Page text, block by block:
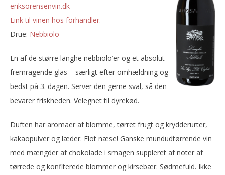
eriksorensenvin.dk
Link til vinen hos forhandler.
Drue:
nebbiolo
En af de større langhe nebbiolo’er og et absolut
fremragende glas – særligt efter omhældning og
bedst på 3. dagen. Server den gerne sval, så den
bevarer friskheden. Velegnet til dyrekød.
Duften har aromaer af blomme, tørret frugt og krydderurter,
kakaopulver og læder. Flot næse! Ganske mundudtørrende vin
med mængder af chokolade i smagen suppleret af noter af
tørrede og konfiterede blommer og kirsebær. Sødmefuld. Ikke